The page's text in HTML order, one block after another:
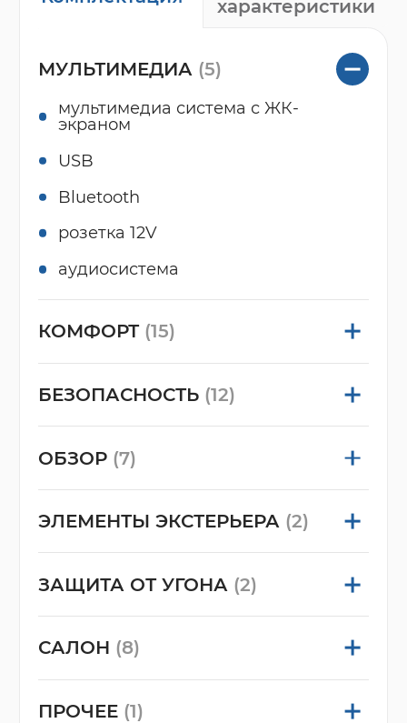
характеристики
МУЛЬТИМЕДИА (5)
мультимедиа система с ЖК-
экраном
USB
Bluetooth
розетка 12V
аудиосистема
КОМФОРТ (15)
БЕЗОПАСНОСТЬ (12)
ОБЗОР (7)
ЭЛЕМЕНТЫ ЭКСТЕРЬЕРА (2)
ЗАЩИТА ОТ УГОНА (2)
САЛОН (8)
ПРОЧЕЕ (1)